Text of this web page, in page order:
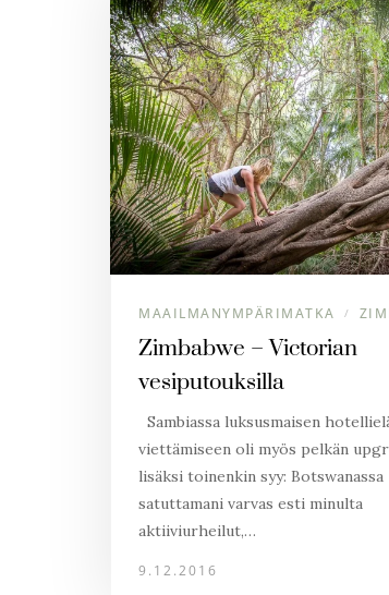
MAAILMANYMPÄRIMATKA /
Zimbabwe – Victorian
vesiputouksilla
Sambiassa luksusmaisen
viettämiseen oli myös pelkän
lisäksi toinenkin syy: Botswanassa
satuttamani varvas esti minulta
aktiiviurheilut,…
9.12.2016